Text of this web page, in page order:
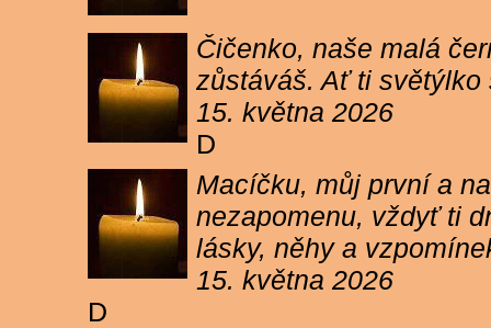
Čičenko, naše malá
zůstáváš. Ať ti
15. května 2026
D
Macíčku, můj první a
nezapomenu, vždyť ti
lásky, něhy a
15. května 2026
D